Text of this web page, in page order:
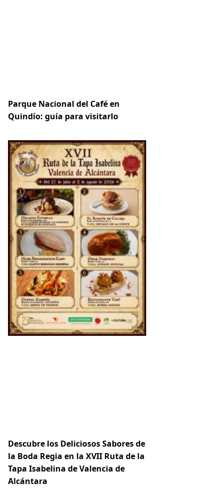
Parque Nacional del Café en
Quindío: guía para visitarlo
Descubre los Deliciosos Sabores de
la Boda Regia en la XVII Ruta de la
Tapa Isabelina de Valencia de
Alcántara